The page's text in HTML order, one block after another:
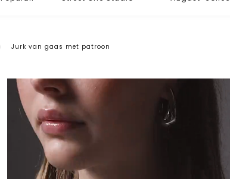
Jurk van gaas met patroon